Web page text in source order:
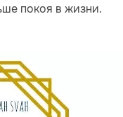
покоя в жизни.